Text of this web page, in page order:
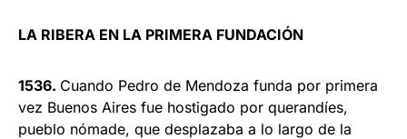
LA RIBERA EN LA PRIMERA FUNDACIÓN
1536. Cuando Pedro de Mendoza funda por primera
vez Buenos Aires fue hostigado por querandíes,
pueblo nómade, que desplazaba a lo largo de la